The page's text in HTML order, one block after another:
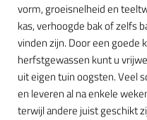
vorm, groeisnelheid en
kas, verhoogde bak of zelfs
vinden zijn. Door een goede
herfstgewassen kunt u
uit eigen tuin oogsten. Veel
en leveren al na enkele
terwijl andere juist geschikt